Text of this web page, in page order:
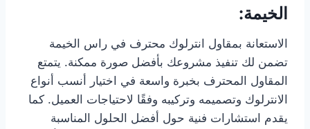
الخيمة:
الاستعانة بمقاول انترلوك محترف في راس الخيمة
تضمن لك تنفيذ مشروعك بأفضل صورة ممكنة. يتمتع
المقاول المحترف بخبرة واسعة في اختيار أنسب أنواع
الانترلوك وتصميمه وتركيبه وفقًا لاحتياجات العميل. كما
يقدم استشارات فنية حول أفضل الحلول المناسبة